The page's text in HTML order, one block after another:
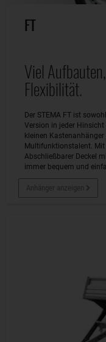
FT
Viel
Flexibilität.
Der STEMA FT ist
Version in jeder Hinsicht
kleinen
Multifunktionstalent.
Abschließbarer Deckel
immer bequem und